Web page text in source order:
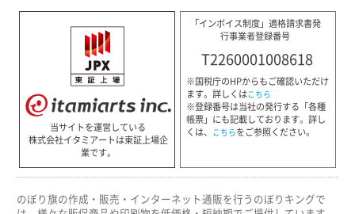
当サイトを運営している
株式会社イタミアートは東証上場企
業です。
「インボイス制度」適格請求書発
行事業者登録番号
T2260001008618
※国税庁のHPからもご確認いただけ
ます。詳しくはこちら
※登録番号は当社の発行する「各種
帳票」にも記載しております。詳し
くは、 こちらをご参照ください。
のぼり旗の作成・販売・インターネット通販を行うのぼりキングで